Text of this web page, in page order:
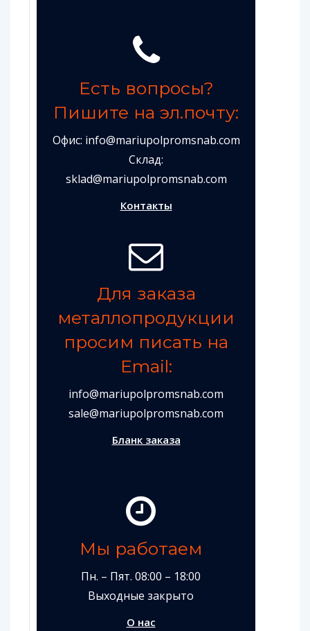
Есть вопросы?
Пишите на эл.почту:
Офис: info@mariupolpromsnab.com
Склад:
sklad@mariupolpromsnab.com
Контакты
Для заказа
металлопродукции
просим писать на
Email:
info@mariupolpromsnab.com
sale@mariupolpromsnab.com
Бланк заказа
Мы работаем
Пн. – Пят. 08:00 – 18:00
Выходные закрыто
О нас